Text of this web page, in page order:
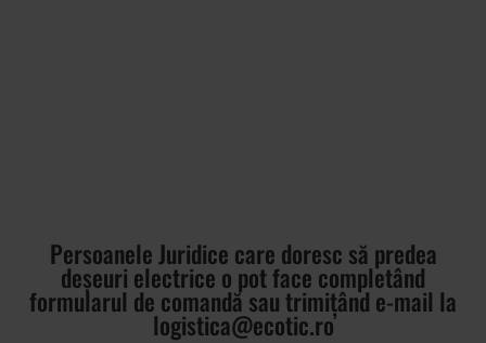
Persoanele Juridice care doresc să predea
deșeuri electrice o pot face completând
formularul de comandă sau trimițând e-mail la
logistica@ecotic.ro